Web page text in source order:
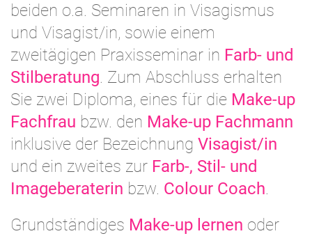
beiden o.a. Seminaren in Visagismus
und Visagist/in, sowie einem
zweitägigen Praxisseminar in Farb- und
Stilberatung. Zum Abschluss erhalten
Sie zwei Diploma, eines für die Make-up
Fachfrau bzw. den Make-up Fachmann
inklusive der Bezeichnung Visagist/in
und ein zweites zur Farb-, Stil- und
Imageberaterin bzw. Colour Coach.
Grundständiges Make-up lernen oder